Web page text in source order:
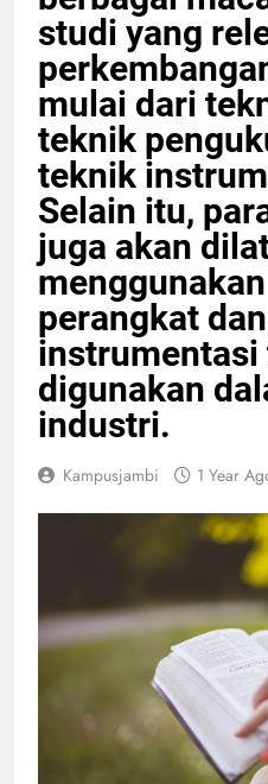
studi yang
mulai dari
teknik
teknik
Selain itu,
juga akan
perangkat
digunakan
industri.
Kampusjambi 1 Year